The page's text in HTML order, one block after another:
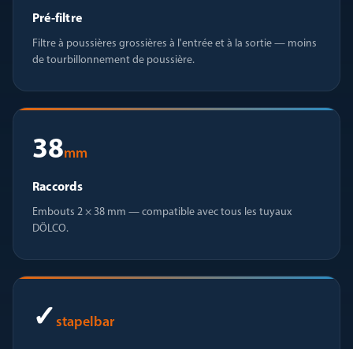
Pré-filtre
Filtre à poussières grossières à l'entrée et à la sortie — moins
de tourbillonnement de poussière.
38mm
Raccords
Embouts 2 × 38 mm — compatible avec tous les tuyaux
DÖLCO.
✓ stapelbar